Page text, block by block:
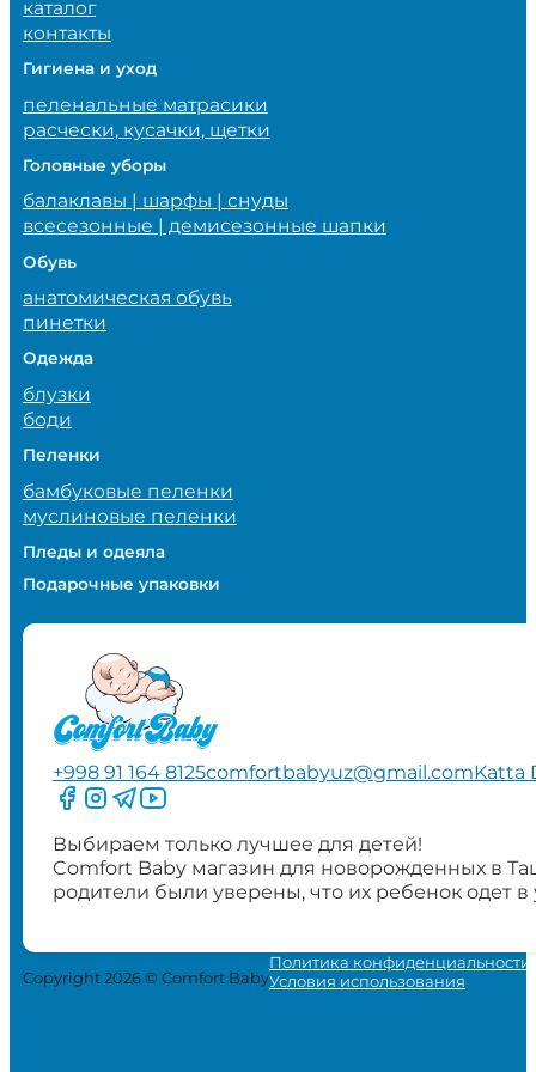
каталог
контакты
Гигиена и уход
пеленальные матрасики
расчески, кусачки, щетки
Головные уборы
балаклавы | шарфы | снуды
всесезонные | демисезонные шапки
Обувь
анатомическая обувь
пинетки
Одежда
блузки
боди
Пеленки
бамбуковые пеленки
муслиновые пеленки
Пледы и одеяла
Подарочные упаковки
+998 91 164 8125comfortbabyuz@gmail.comKatta
Следите за нами на Facebook
Следите за нами в Instagram
Следите за нами в Telegram
Следите за нами в YouTube
Выбираем только лучшее для детей!
Comfort Baby магазин для новорожденных в
родители были уверены, что их ребенок одет
Copyright 2026 © Comfort Baby
Политика конфиденциальности
Условия использования